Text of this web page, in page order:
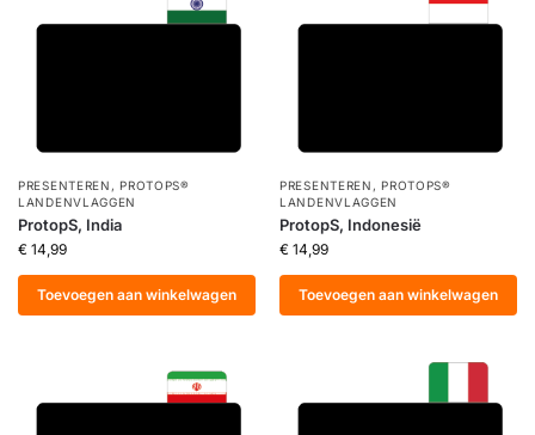
PRESENTEREN ,PROTOPS®
LANDENVLAGGEN
ProtopS, India
€ 14,99
Toevoegen aan winkelwagen
PRESENTEREN ,PROTOPS®
LANDENVLAGGEN
ProtopS, Indonesië
€ 14,99
Toevoegen aan winkelwagen